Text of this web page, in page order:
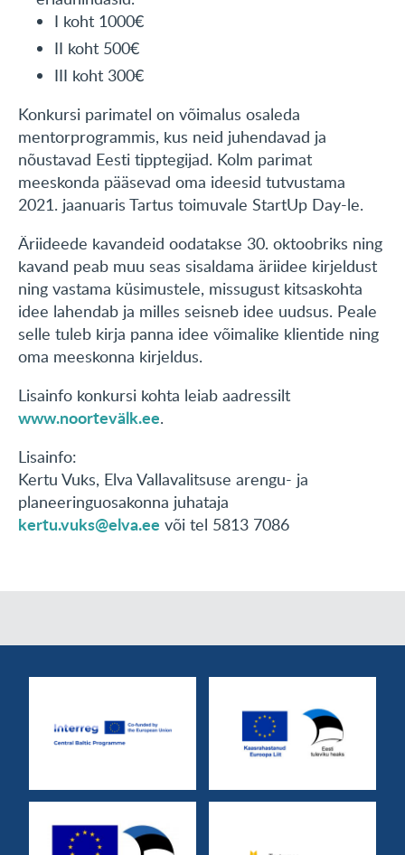
I koht 1000€
II koht 500€
III koht 300€
Konkursi parimatel on võimalus osaleda
mentorprogrammis, kus neid juhendavad ja
nõustavad Eesti tipptegijad. Kolm parimat
meeskonda pääsevad oma ideesid tutvustama
2021. jaanuaris Tartus toimuvale StartUp Day-le.
Äriideede kavandeid oodatakse 30. oktoobriks ning
kavand peab muu seas sisaldama äriidee kirjeldust
ning vastama küsimustele, missugust kitsaskohta
idee lahendab ja milles seisneb idee uudsus. Peale
selle tuleb kirja panna idee võimalike klientide ning
oma meeskonna kirjeldus.
Lisainfo konkursi kohta leiab aadressilt
www.noortevälk.ee.
Lisainfo:
Kertu Vuks, Elva Vallavalitsuse arengu- ja
planeeringuosakonna juhataja
kertu.vuks@elva.ee või tel 5813 7086